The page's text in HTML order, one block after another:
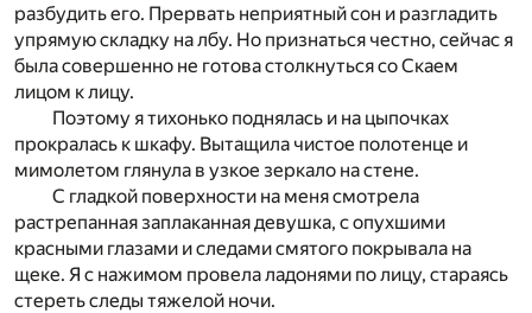
разбудить его. Прервать неприятный сон и разгладить
упрямую складку на лбу. Но признаться честно, сейчас я
была совершенно не готова столкнуться со Скаем
лицом к лицу.
Поэтому я тихонько поднялась и на цыпочках
прокралась к шкафу. Вытащила чистое полотенце и
мимолетом глянула в узкое зеркало на стене.
С гладкой поверхности на меня смотрела
растрепанная заплаканная девушка, с опухшими
красными глазами и следами смятого покрывала на
щеке. Я с нажимом провела ладонями по лицу, стараясь
стереть следы тяжелой ночи.